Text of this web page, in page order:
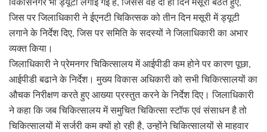
जिस पर जिलाधिकारी ने ईएनटी चिकित्सक को तीन दिन मसूरी में ड्यूटी
लगाने के निर्देश दिए, जिस पर समिति के सदस्यों ने जिलाधिकारी का अभार
व्यक्त किया।
जिलाधिकारी ने प्रेमनगर चिकित्सालय में आईपीडी कम होने पर कारण पूछा,
आईपीडी बढाने के निर्देश। मुख्य विकास अधिकारी को सभी चिकित्सालयों का
औचक निरीक्षण करते हुए आख्या प्रस्तुत करने के निर्देश दिए। जिलाधिकारी
ने कहा कि जब चिकित्सालय में समुचित चिकित्सा स्टॉफ एवं संसाधन है तो
चिकित्सालयों में सर्जरी कम क्यों हो रही है, उन्होंने चिकित्सालयों से माहवार